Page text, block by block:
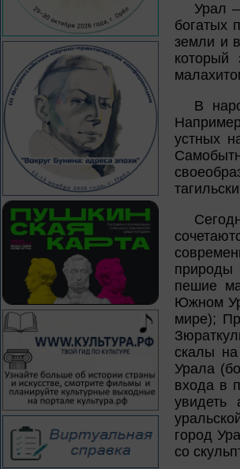
Урал
богатых
земли и
который
В
устных
природы
пешие
Южном
мире);
скалы
Урала
входа в
увидеть
город
со